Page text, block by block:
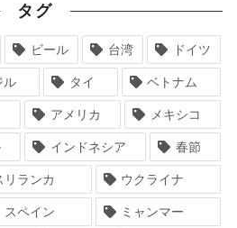
タグ
ビール 台湾 ドイツ
ル タイ ベトナム
アメリカ メキシコ
インドネシア 春節
リランカ ウクライナ
スペイン ミャンマー